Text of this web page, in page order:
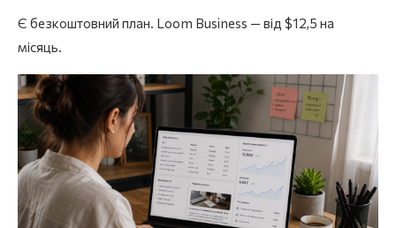
Є безкоштовний план. Loom Business — від $12,5 на
місяць.